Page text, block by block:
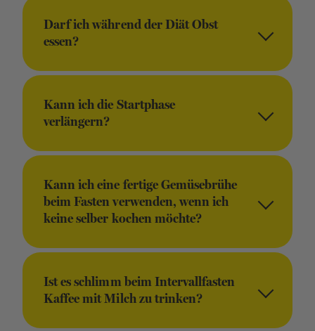
Darf ich während der Diät Obst
essen?
Kann ich die Startphase
verlängern?
Kann ich eine fertige Gemüsebrühe
beim Fasten verwenden, wenn ich
keine selber kochen möchte?
Ist es schlimm beim Intervallfasten
Kaffee mit Milch zu trinken?